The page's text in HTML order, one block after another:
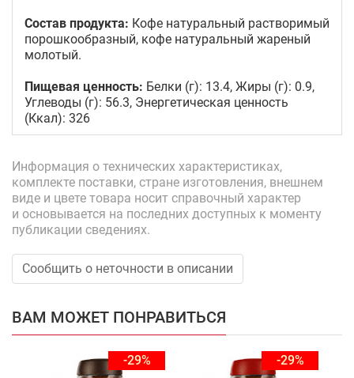
Состав продукта: Кофе натуральный растворимый
порошкообразный, кофе натуральный жареный
молотый.
Пищевая ценность: Белки (г): 13.4, Жиры (г): 0.9,
Углеводы (г): 56.3, Энергетическая ценность
(Ккал): 326
Информация о технических характеристиках,
комплекте поставки, стране изготовления, внешнем
виде и цвете товара носит справочный характер
и основывается на последних доступных к моменту
публикации сведениях.
Сообщить о неточности в описании
ВАМ МОЖЕТ ПОНРАВИТЬСЯ
-29% -29%